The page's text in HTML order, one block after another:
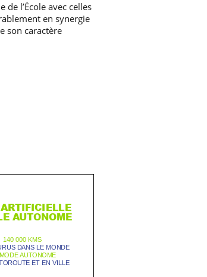
l’École avec celles
en synergie
son caractère